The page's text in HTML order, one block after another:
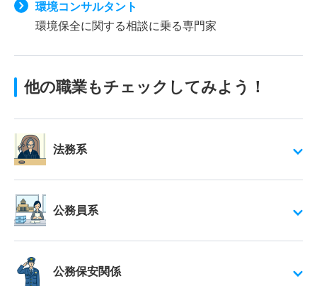
環境コンサルタント
環境保全に関する相談に乗る専門家
他の職業もチェックしてみよう！
法務系
公務員系
公務保安関係